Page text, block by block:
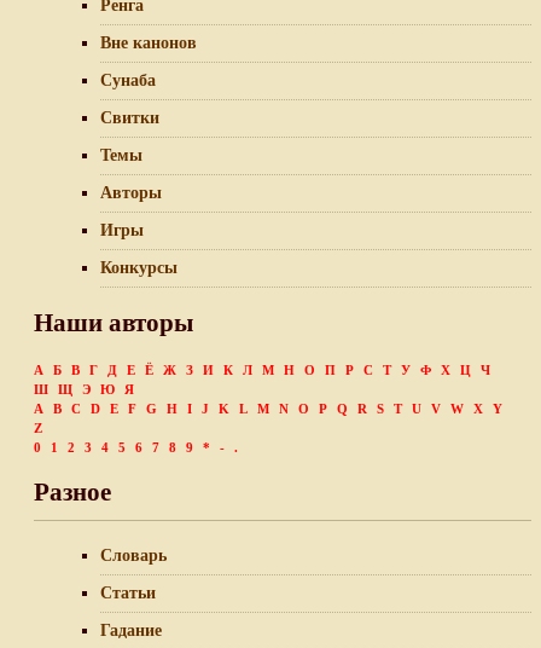
Ренга
Вне канонов
Сунаба
Свитки
Темы
Авторы
Игры
Конкурсы
Наши авторы
А Б В Г Д Е Ё Ж З И К Л М Н О П Р С Т У Ф Х Ц
Ч
Ш
Щ Э Ю
Я
A
B C D E F G H I J K L M N O P Q R S T U V W X
Y
Z
0
1 2 3 4 5 6 7 8 9 * - .
Разное
Словарь
Статьи
Гадание